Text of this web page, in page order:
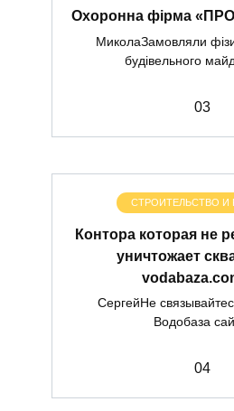
Охоронна фірма
МиколаЗамовляли
будівельного
03
СТРОИТЕЛЬСТВО И
Контора которая не
уничтожает
СергейНе
Водобаза
04